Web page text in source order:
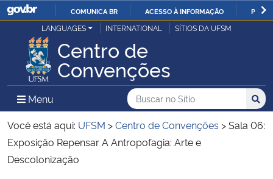
IR
PARA
O
CONTEÚDO
COMUNICA BR ACESSO À INFORMAÇÃO
Ministério da Justiça e Segurança Pública
Ministério da Defesa
Ministério das Relações Exteriores
Ministério da Economia
LANGUAGES INTERNATIONAL SÍTIOS DA UFSM
Centro de
Convenções
Menu Menu Principal do Sítio
Busca
Buscar no no Sítio
Busca:
Você está aqui: UFSM >Centro de Convenções >Sala 06:
Exposição Repensar A Antropofagia: Arte e
Descolonização